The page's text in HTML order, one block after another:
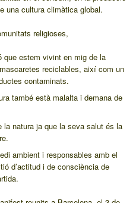
una cultura climàtica global.
religioses,
estem vivint en mig de la
reciclables, així com un
contaminats.
també està malalta i demana de
la natura ja que la seva salut és la
ambient i responsables amb el
d’actitud i de consciència de